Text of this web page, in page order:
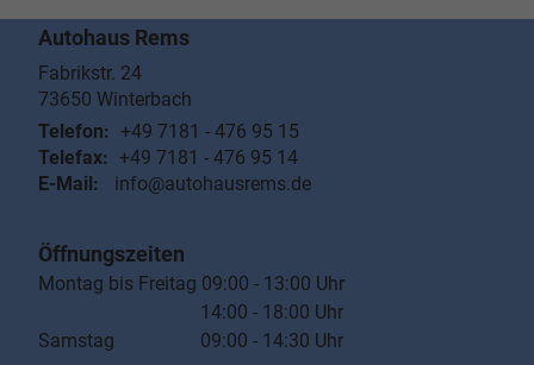
Autohaus Rems
Fabrikstr. 24
73650 Winterbach
Telefon: +49 7181 - 476 95 15
Telefax: +49 7181 - 476 95 14
E-Mail:
info@autohausrems.de
Öffnungszeiten
Montag bis Freitag 09:00 - 13:00 Uhr
14:00 - 18:00 Uhr
Samstag 09:00 - 14:30 Uhr